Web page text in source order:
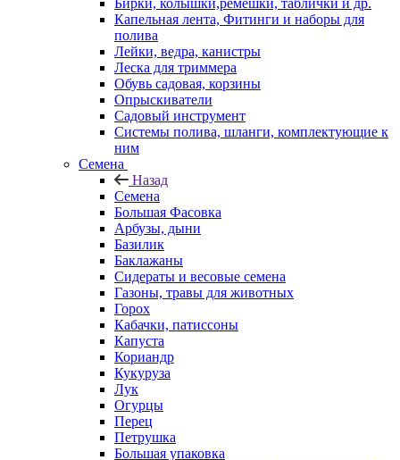
Бирки, колышки,ремешки, таблички и др.
Капельная лента, Фитинги и наборы для
полива
Лейки, ведра, канистры
Леска для триммера
Обувь садовая, корзины
Опрыскиватели
Садовый инструмент
Системы полива, шланги, комплектующие к
ним
Семена
Назад
Семена
Большая Фасовка
Арбузы, дыни
Базилик
Баклажаны
Сидераты и весовые семена
Газоны, травы для животных
Горох
Кабачки, патиссоны
Капуста
Кориандр
Кукуруза
Лук
Огурцы
Перец
Петрушка
Большая упаковка